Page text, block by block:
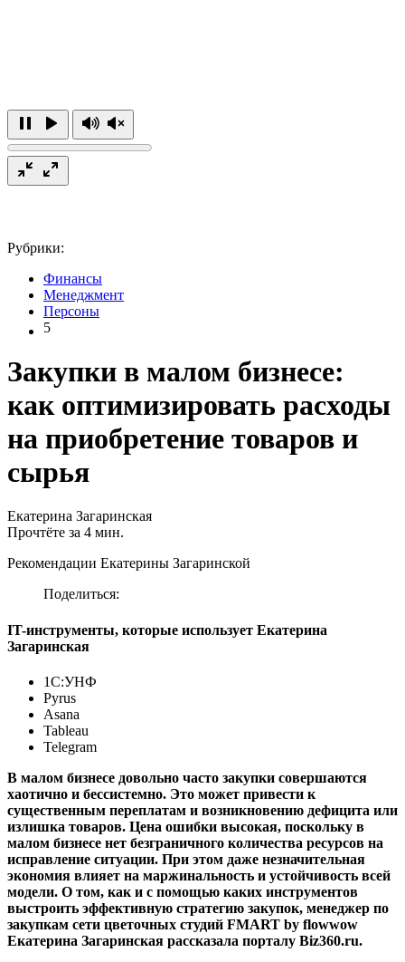
Рубрики:
Финансы
Менеджмент
Персоны
5
Закупки в малом бизнесе:
как оптимизировать расходы
на приобретение товаров и
сырья
Екатерина Загаринская
Прочтёте за 4 мин.
Рекомендации Екатерины Загаринской
Поделиться:
IT-инструменты, которые использует Екатерина
Загаринская
1С:УНФ
Pyrus
Asana
Tableau
Telegram
В малом бизнесе довольно часто закупки совершаются
хаотично и бессистемно. Это может привести к
существенным переплатам и возникновению дефицита или
излишка товаров. Цена ошибки высокая, поскольку в
малом бизнесе нет безграничного количества ресурсов на
исправление ситуации. При этом даже незначительная
экономия влияет на маржинальность и устойчивость всей
модели. О том, как и с помощью каких инструментов
выстроить эффективную стратегию закупок, менеджер по
закупкам сети цветочных студий FMART by flowwow
Екатерина Загаринская рассказала порталу Biz360.ru.